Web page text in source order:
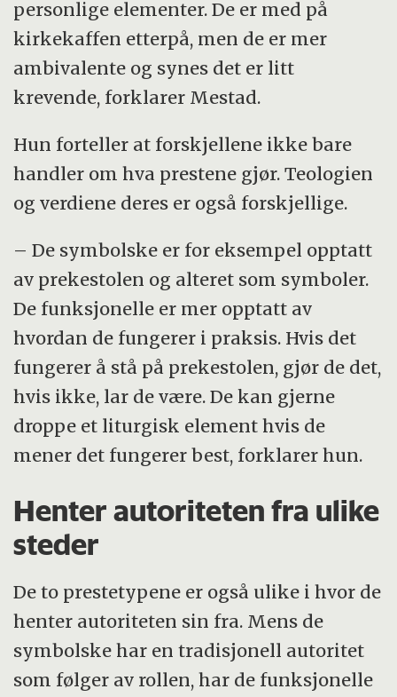
personlige elementer. De er med på
kirkekaffen etterpå, men de er mer
ambivalente og synes det er litt
krevende, forklarer Mestad.
Hun forteller at forskjellene ikke bare
handler om hva prestene gjør. Teologien
og verdiene deres er også forskjellige.
– De symbolske er for eksempel opptatt
av prekestolen og alteret som symboler.
De funksjonelle er mer opptatt av
hvordan de fungerer i praksis. Hvis det
fungerer å stå på prekestolen, gjør de det,
hvis ikke, lar de være. De kan gjerne
droppe et liturgisk element hvis de
mener det fungerer best, forklarer hun.
Henter autoriteten fra ulike
steder
De to prestetypene er også ulike i hvor de
henter autoriteten sin fra. Mens de
symbolske har en tradisjonell autoritet
som følger av rollen, har de funksjonelle